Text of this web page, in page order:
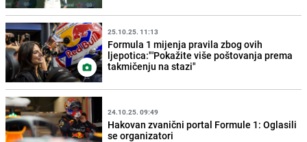
25.10.25. 11:13
Formula 1 mijenja pravila zbog ovih
ljepotica:"'Pokažite više poštovanja prema
takmičenju na stazi"
24.10.25. 09:49
Hakovan zvanični portal Formule 1: Oglasili
se organizatori